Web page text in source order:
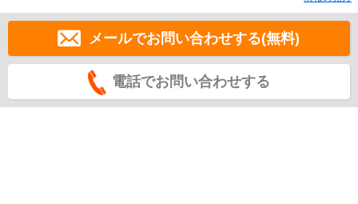
メールでお問い合わせする(無料)
電話でお問い合わせする